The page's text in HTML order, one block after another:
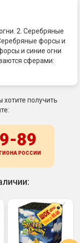
2. Серебряные
форсы и
и синие огни
сферами:
хотите получить
89
РОССИИ